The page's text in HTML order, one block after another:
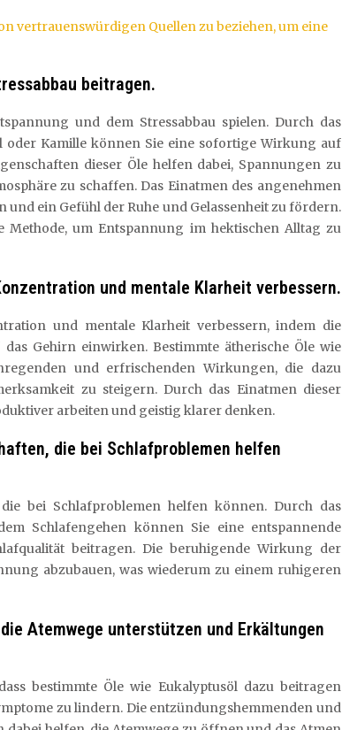
vertrauenswürdigen Quellen zu beziehen, um eine
beitragen.
und dem Stressabbau spielen. Durch das
Kamille können Sie eine sofortige Wirkung auf
dieser Öle helfen dabei, Spannungen zu
zu schaffen. Das Einatmen des angenehmen
ein Gefühl der Ruhe und Gelassenheit zu fördern.
um Entspannung im hektischen Alltag zu
und mentale Klarheit verbessern.
und mentale Klarheit verbessern, indem die
Gehirn einwirken. Bestimmte ätherische Öle wie
und erfrischenden Wirkungen, die dazu
zu steigern. Durch das Einatmen dieser
arbeiten und geistig klarer denken.
die bei Schlafproblemen helfen
bei Schlafproblemen helfen können. Durch das
Schlafengehen können Sie eine entspannende
beitragen. Die beruhigende Wirkung der
abzubauen, was wiederum zu einem ruhigeren
Atemwege unterstützen und Erkältungen
bestimmte Öle wie Eukalyptusöl dazu beitragen
zu lindern. Die entzündungshemmenden und